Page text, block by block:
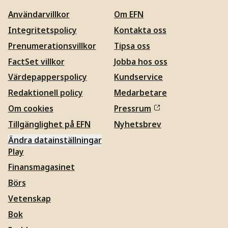
Användarvillkor
Integritetspolicy
Prenumerationsvillkor
FactSet villkor
Värdepapperspolicy
Redaktionell policy
Om cookies
Tillgänglighet på EFN
Ändra datainställningar
Om EFN
Kontakta oss
Tipsa oss
Jobba hos oss
Kundservice
Medarbetare
Pressrum
Nyhetsbrev
Play
Finansmagasinet
Börs
Vetenskap
Bok